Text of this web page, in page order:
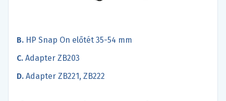
B. HP Snap On előtét 35-54 mm
C. Adapter ZB203
D. Adapter ZB221, ZB222